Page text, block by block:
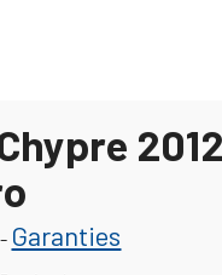
Garanties